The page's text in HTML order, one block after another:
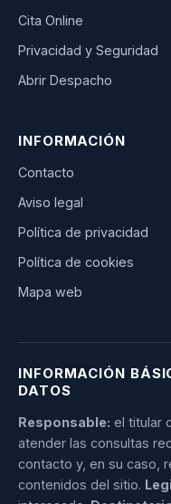
Cita Online
Privacidad y Seguridad
Abrir Despacho
INFORMACIÓN
Contacto
Aviso legal
Política de privacidad
Política de cookies
Mapa web
INFORMACIÓN
DATOS
Responsable: el titular
atender las consultas
contacto y, en su caso,
contenidos del sitio.